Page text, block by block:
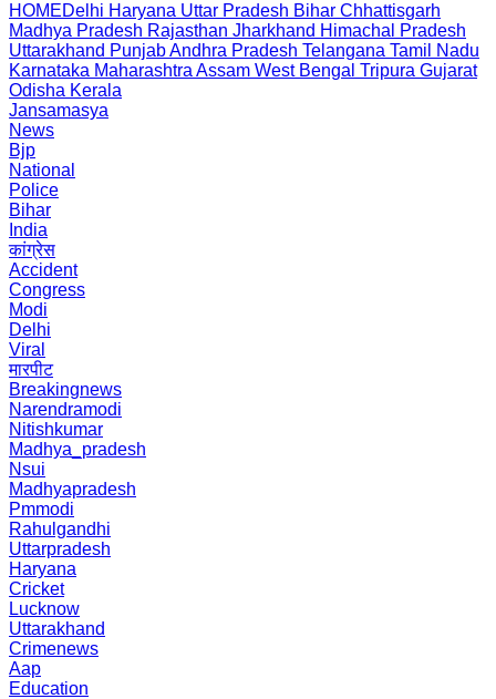
HOMEDelhi Haryana Uttar Pradesh Bihar Chhattisgarh
Madhya Pradesh Rajasthan Jharkhand Himachal Pradesh
Uttarakhand PunjabAndhra Pradesh Telangana Tamil Nadu
Karnataka Maharashtra Assam West Bengal Tripura Gujarat
Odisha Kerala
Jansamasya
News
Bjp
National
Police
Bihar
India
कांग्रेस
Accident
Congress
Modi
Delhi
Viral
मारपीट
Breakingnews
Narendramodi
Nitishkumar
Madhya_pradesh
Nsui
Madhyapradesh
Pmmodi
Rahulgandhi
Uttarpradesh
Haryana
Cricket
Lucknow
Uttarakhand
Crimenews
Aap
Education